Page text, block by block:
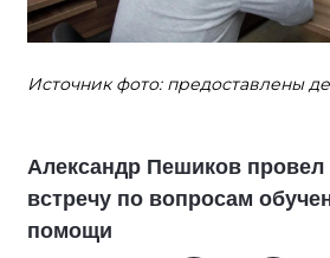
Источник фото: предоставлены
Александр Пешиков
встречу по вопросам
помощи